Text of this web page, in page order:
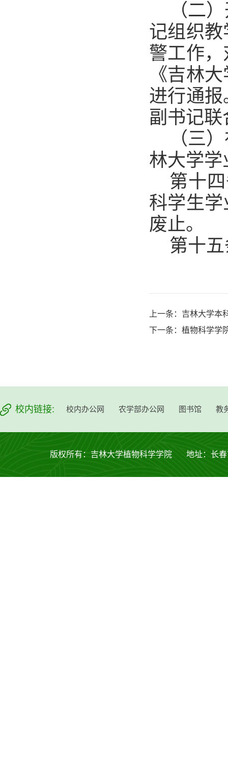
（二
记组织
警工作
《吉林
进行通
副书记
（三
林大学
第十
科学生学
废止。
第十
上一条： 吉林大学本
下一条： 植物科学学
校内链接: 校内办公网 农学部办公网 图书馆 教
版权所有：吉林大学植物科学学院 地址：长